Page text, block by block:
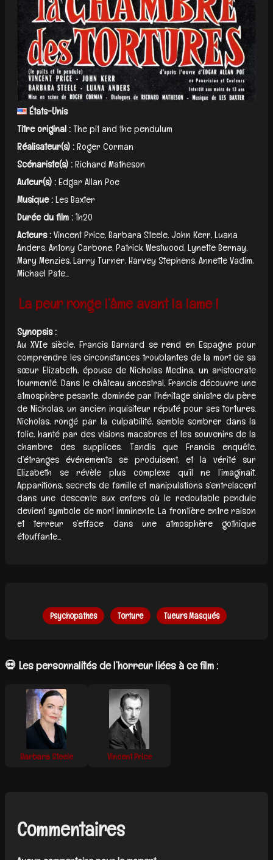
États-Unis
Titre original :The pit and the pendulum
Réalisateur(s) :Roger Corman
Scénariste(s) :Richard Matheson
Auteur(s) :Edgar Allan Poe
Musique :Les Baxter
Durée du film :1h20
Acteurs :Vincent Price, Barbara Steele, John Kerr, Luana
Anders, Antony Carbone, Patrick Westwood, Lynette Bernay,
Mary Menzies, Larry Turner, Harvey Stephens, Annette Vadim,
Michael Pate...
La peur ronge l’âme avant la lame !
Synopsis :
Au XVIe siècle, Francis Barnard se rend en Espagne pour
comprendre les circonstances troublantes de la mort de sa
sœur Elizabeth, épouse de Nicholas Medina, un aristocrate
tourmenté. Dans le château ancestral, Francis découvre une
atmosphère pesante, dominée par l’héritage sinistre du père
de Nicholas, un ancien inquisiteur réputé pour ses tortures.
Nicholas, rongé par la culpabilité, semble sombrer dans la
folie, hanté par des visions macabres et les souvenirs de la
chambre des supplices. Tandis que Francis enquête,
d’étranges événements se produisent, et la vérité sur
Elizabeth se révèle plus complexe qu’il ne l’imaginait.
Apparitions, secrets de famille et manipulations s’entrelacent
dans une descente aux enfers où le redoutable pendule
devient symbole de mort imminente. La frontière entre raison
et terreur s’efface dans une atmosphère gothique
étouffante...
Psychopathes Torture Tueurs Masqués
💀 Les personnalités de l’horreur liées à ce film :
Barbara Steele Vincent Price
Commentaires